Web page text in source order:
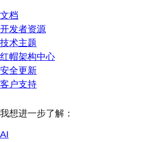
文档
开发者资源
技术主题
红帽架构中心
安全更新
客户支持
我想进一步了解：
AI